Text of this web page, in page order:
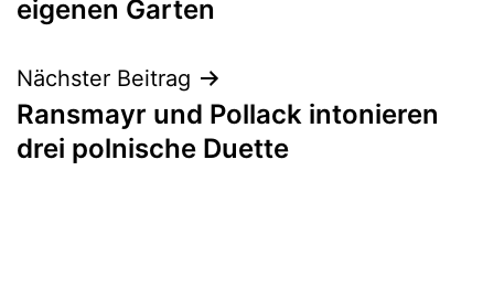
eigenen Garten
Nächster Beitrag
Ransmayr und Pollack intonieren
drei polnische Duette